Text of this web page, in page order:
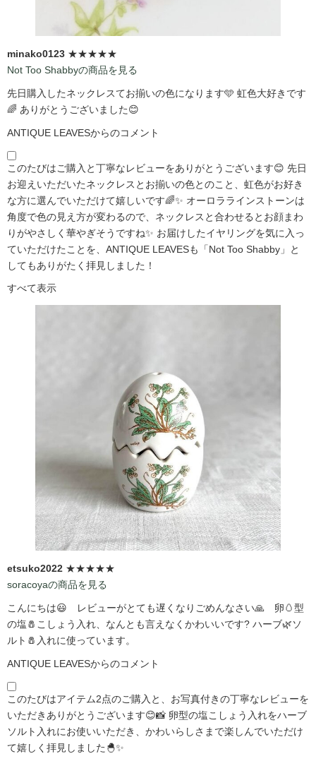
minako0123 ★★★★★
Not Too Shabbyの商品を見る
先日購入したネックレスてお揃いの色になります🩵 虹色大好きです
🌈 ありがとうございました😊
ANTIQUE LEAVESからのコメント
このたびはご購入と丁寧なレビューをありがとうございます😊 先日
お迎えいただいたネックレスとお揃いの色とのこと、虹色がお好き
な方に選んでいただけて嬉しいです🌈✨ オーロララインストーンは
角度で色の見え方が変わるので、ネックレスと合わせるとお顔まわ
りがやさしく華やぎそうですね✨ お届けしたイヤリングを気に入っ
ていただけたことを、ANTIQUE LEAVESも「Not Too Shabby」と
してもありがたく拝見しました！
すべて表示
etsuko2022 ★★★★★
soracoyaの商品を見る
こんにちは😃 レビューがとても遅くなりごめんなさい🙏 卵🥚型
の塩🧂こしょう入れ、なんとも言えなくかわいいです?️ ハーブ🌿ソ
ルト🧂入れに使っています。
ANTIQUE LEAVESからのコメント
このたびはアイテム2点のご購入と、お写真付きの丁寧なレビューを
いただきありがとうございます😊📸 卵型の塩こしょう入れをハーブ
ソルト入れにお使いいただき、かわいらしさまで楽しんでいただけ
て嬉しく拝見しました🐣✨